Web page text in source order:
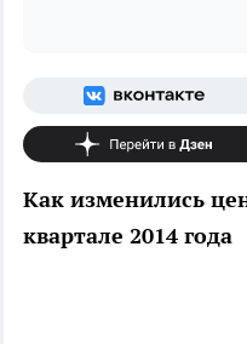
Как изменились
квартале 2014 года